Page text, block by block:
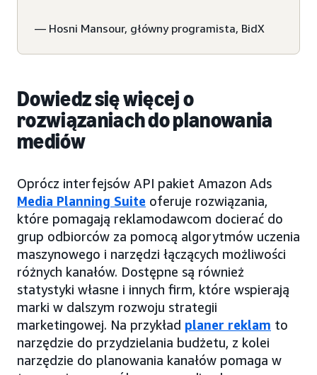
— Hosni Mansour, główny programista, BidX
Dowiedz się więcej o
rozwiązaniach do planowania
mediów
Oprócz interfejsów API pakiet Amazon Ads
Media Planning Suite oferuje rozwiązania,
które pomagają reklamodawcom docierać do
grup odbiorców za pomocą algorytmów uczenia
maszynowego i narzędzi łączących możliwości
różnych kanałów. Dostępne są również
statystyki własne i innych firm, które wspierają
marki w dalszym rozwoju strategii
marketingowej. Na przykład planer reklam to
narzędzie do przydzielania budżetu, z kolei
narzędzie do planowania kanałów pomaga w